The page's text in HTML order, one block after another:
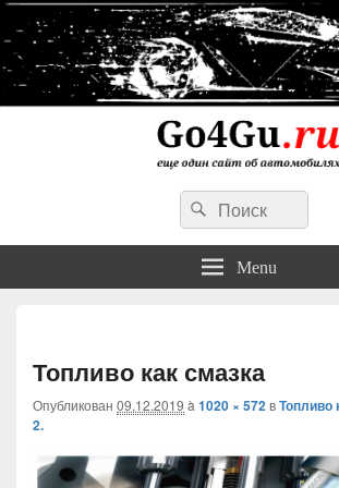
Go4Gu.ru сайт об
личный опыт недорогого, простого и надежного
Search
for:
Search
Menu
Топливо как смазка
Опубликован 09.12.2019 à 1020 × 572вТопливо
2.